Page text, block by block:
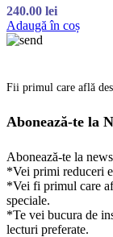
240.00 lei
Adaugă în coș
Fii primul care află
Abonează-te la
Abonează-te la
*Vei primi reduceri
*Vei fi primul care
speciale.
*Te vei bucura de
lecturi preferate.